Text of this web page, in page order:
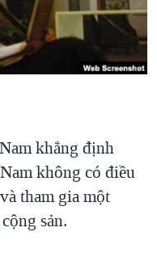
THẮNG CUỘC'
khẳng định
không có điều
tham gia một
sản.